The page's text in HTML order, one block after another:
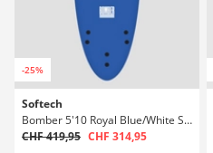
-25%
Softech
Bomber 5'10 Royal Blue/White Surfboard
CHF 419,95 CHF 314,95